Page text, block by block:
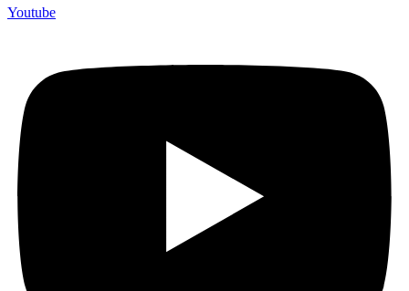
Youtube